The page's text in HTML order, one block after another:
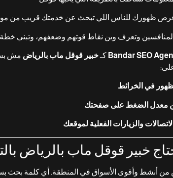
ظهورك للناس اللي تبحث عن خدمتك قريب من
وتعرف وين نقاط قوتهم وضعفهم، وتبني خطة
Bandar SEO كـخبير قوقل ماب بالرياض مش بس
في الخرائط
معدل الضغط على صفحتك
والزيارات الفعلية لموقعك
خبير قوقل ماب بالرياض
أنشط وأقوى الأسواق في المنطقة. أي كلمة بحث